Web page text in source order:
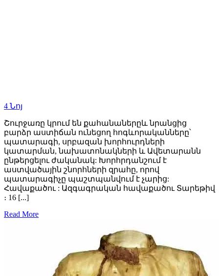
4 Նոյ
Շուրջառը կրում են քահանաներըև նրանցից
բարձր աստիճան ունեցող հոգևորականները՝
պատարագի, սրբազան խորհուրդների
կատարման, նախատոնակների և Ավետարանն
ընթերցելու ժականակ: Խորհրդանշում է
աստվածային շնորհների զրահը, որով
պատարագիչը պաշտպանվում է չարից:
Հավաքածու : Ազգագրական հավաքածու Տարեթիվ
։ 16 [...]
Read More